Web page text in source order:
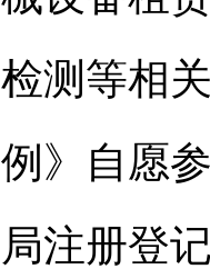
检测等相
例》自愿
局注册登